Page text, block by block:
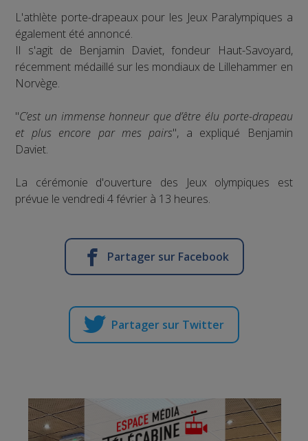
L'athlète porte-drapeaux pour les Jeux Paralympiques a
également été annoncé.
Il s'agit de Benjamin Daviet, fondeur Haut-Savoyard,
récemment médaillé sur les mondiaux de Lillehammer en
Norvège.
"C’est un immense honneur que d’être élu porte-drapeau
et plus encore par mes pairs", a expliqué Benjamin
Daviet.
La cérémonie d'ouverture des Jeux olympiques est
prévue le vendredi 4 février à 13 heures.
Partager sur Facebook
Partager sur Twitter